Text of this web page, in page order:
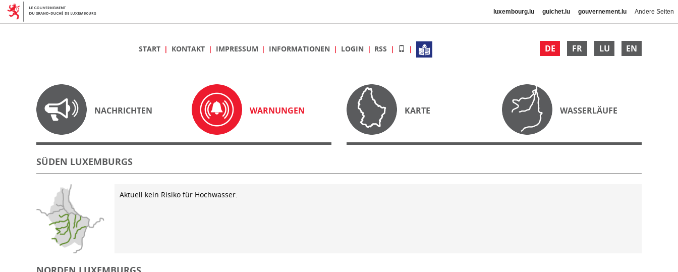
luxembourg.lu guichet.lu gouvernement.lu Andere Seiten
DE FR LU EN
START KONTAKT IMPRESSUM INFORMATIONEN LOGIN RSS
NACHRICHTEN WARNUNGEN KARTE WASSERLÄUFE
SÜDEN LUXEMBURGS
Aktuell kein Risiko für Hochwasser.